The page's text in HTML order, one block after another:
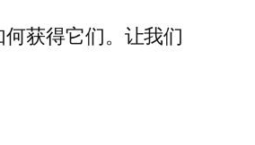
获得它们。让我们